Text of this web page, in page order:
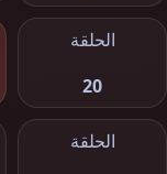
الحلقة
20
الحلقة